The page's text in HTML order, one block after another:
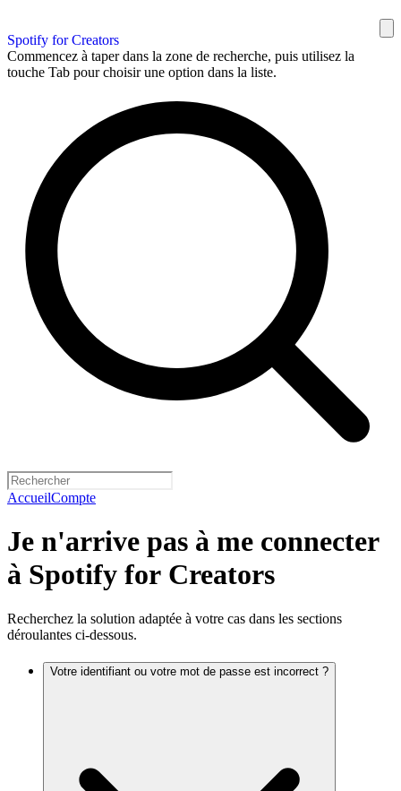
Spotify for Creators
Commencez à taper dans la zone de recherche, puis utilisez la
touche Tab pour choisir une option dans la liste.
AccueilCompte
Je n'arrive pas à me connecter
à Spotify for Creators
Recherchez la solution adaptée à votre cas dans les sections
déroulantes ci-dessous.
Votre identifiant ou votre mot de passe est incorrect ?